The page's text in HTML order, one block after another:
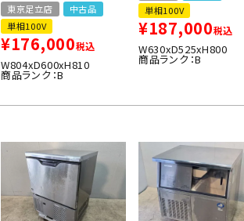
東京足立店
中古品
単相100V
¥176,000税込
W804xD600xH810
商品ランク：B
単相100V
¥187,000税込
W630xD525xH800
商品ランク：B